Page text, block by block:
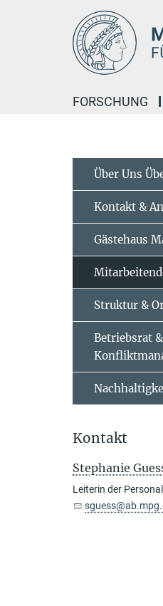
FORSCHUNG
Über Uns
Kontakt &
Gästehaus
Struktur &
Betriebsrat &
Kontakt
Stephanie
Leiterin der